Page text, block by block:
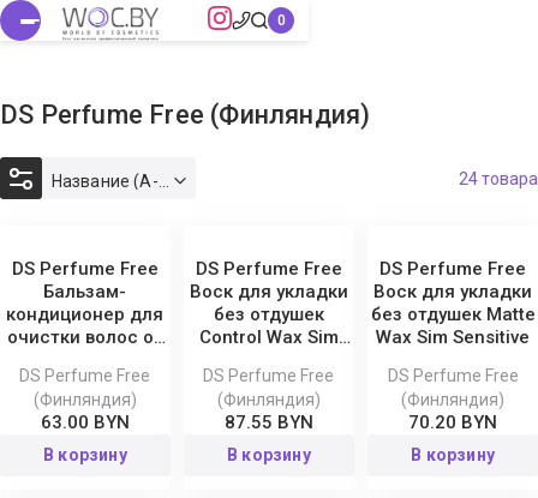
DS Perfume Free (Финляндия)
24 товара
DS Perfume Free
Бальзам-
кондиционер для
очистки волос от
отдушек Sim
Sensitive
DS Perfume Free
(Финляндия)
63.00 BYN
В корзину
DS Perfume Free
Воск для укладки
без отдушек
Control Wax Sim
DS Perfume Free
(Финляндия)
87.55 BYN
В корзину
DS Perfume Free
Воск для укладки
без отдушек Matte
Wax Sim Sensitive
DS Perfume Free
(Финляндия)
70.20 BYN
В корзину